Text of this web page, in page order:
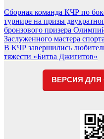
Навигация
по
записям
Сборная команда КЧР по
турнире на призы
бронзового призера
Заслуженного мастера
В КЧР завершились
тяжести «Битва Джигитов»
ВЕРСИЯ